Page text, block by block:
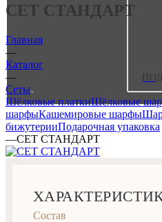
СЕТ СТАНДАРТ
Главная
—
Каталог
—
Сеты
Шёлковые платкиШёлковые
шарфыКашемировые шарфы
бижутерииПодарочная упаковка
—СЕТ СТАНДАРТ
Состав